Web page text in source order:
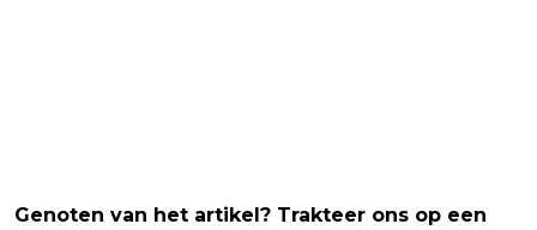
Genoten van het artikel? Trakteer ons op een